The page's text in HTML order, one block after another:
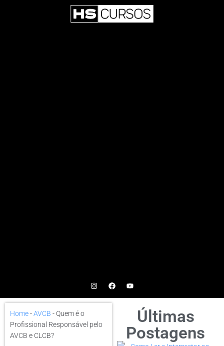
Home-AVCB -Quem é o
Profissional Responsável pelo
AVCB e CLCB?
Últimas
Postagens